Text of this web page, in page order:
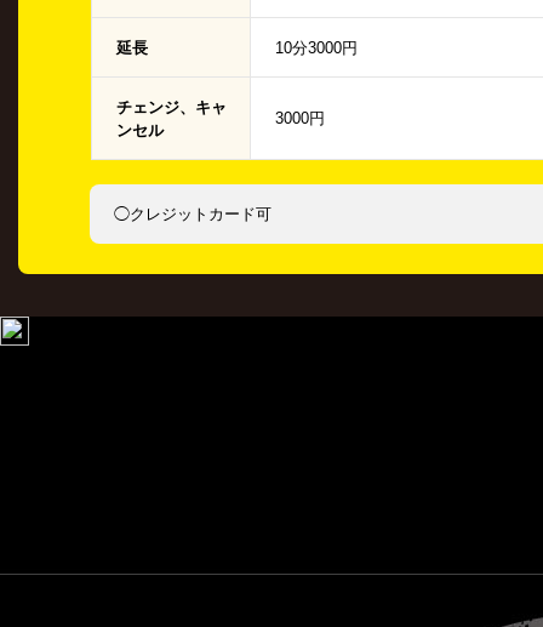
延長 10分3000円
チェンジ、キャ
ンセル
3000円
◯クレジットカード可